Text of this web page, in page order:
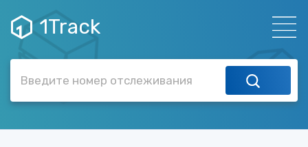
1Track